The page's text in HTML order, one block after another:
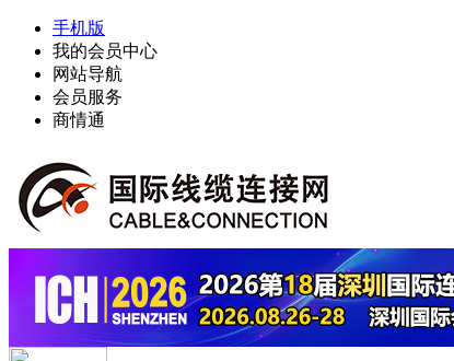
手机版
我的会员中心
网站导航
会员服务
商情通